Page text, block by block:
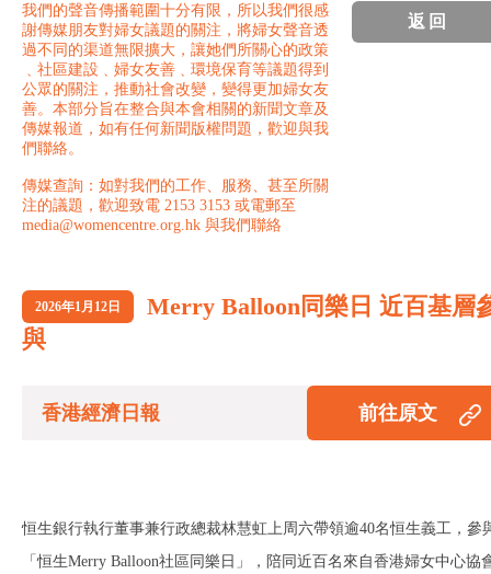
我們的聲音傳播範圍十分有限，所以我們很感
謝傳媒朋友對婦女議題的關注，將婦女聲音透
過不同的渠道無限擴大，讓她們所關心的政策
﹑社區建設﹑婦女友善﹑環境保育等議題得到
公眾的關注，推動社會改變，變得更加婦女友
善。本部分旨在整合與本會相關的新聞文章及
傳媒報道，如有任何新聞版權問題，歡迎與我
們聯絡。
傳媒查詢：如對我們的工作、服務、甚至所關
注的議題，歡迎致電 2153 3153 或電郵至
media@womencentre.org.hk 與我們聯絡
返回
2026年1月12日
Merry Balloon同樂日 近百基層
與
香港經濟日報 前往原文
恒生銀行執行董事兼行政總裁林慧虹上周六帶領逾40名恒生義工，參
「恒生Merry Balloon社區同樂日」，陪同近百名來自香港婦女中心協